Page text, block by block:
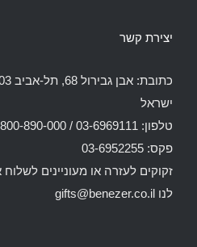
יצירת קשר
כתובת: אבן גבירול 68, תל-אביב 6495203
ישראל
טלפון: 03-6969111 / 1-800-890-000
פקס: 03-6952255
זקוקים לעזרה או מעוניינים
לנו gifts@benezer.co.il